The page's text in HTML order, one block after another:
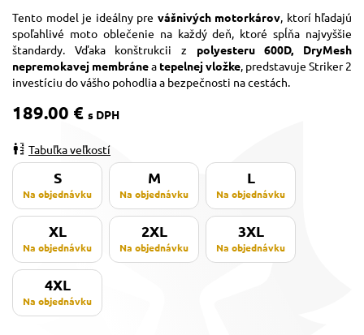
Tento model je ideálny pre vášnivých motorkárov , ktorí hľadajú
spoľahlivé moto oblečenie na každý deň, ktoré spĺňa najvyššie
štandardy. Vďaka konštrukcii z
polyesteru 600D, DryMesh
nepremokavej membráneatepelnej vložke , predstavuje Striker 2
investíciu do vášho pohodlia a bezpečnosti na cestách.
189.00 € s DPH
S
Na objednávku
M
Na objednávku
L
Na objednávku
XL
Na objednávku
2XL
Na objednávku
3XL
Na objednávku
4XL
Na objednávku
Tabuľka veľkostí